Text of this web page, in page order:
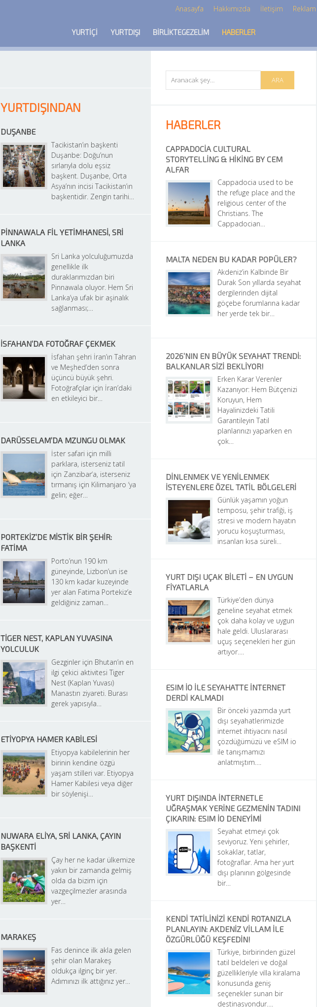
Anasayfa Hakkımızda İletişim Reklam
YURTIÇI YURTDIŞI BIRLIKTEGEZELIM HABERLER
YURTDIŞINDAN
DUŞANBE
Tacikistan’ın başkenti
Duşanbe: Doğu’nun
sırlarıyla dolu eşsiz
başkent. Duşanbe, Orta
Asya’nın incisi Tacikistan’ın
başkentidir. Zengin tarihi…
PINNAWALA FIL YETIMHANESI, SRI
LANKA
Sri Lanka yolculuğumuzda
genellikle ilk
duraklarımızdan biri
Pinnawala oluyor. Hem Sri
Lanka’ya ufak bir aşinalık
sağlanması;…
İSFAHAN’DA FOTOĞRAF ÇEKMEK
İsfahan şehri İran’ın Tahran
ve Meşhed’den sonra
üçüncü büyük şehri.
Fotoğrafçılar için İran’daki
en etkileyici bir…
DARÜSSELAM’DA MZUNGU OLMAK
İster safari için milli
parklara, isterseniz tatil
için Zanzibar‘a, isterseniz
tırmanış için Kilimanjaro ‘ya
gelin; eğer…
PORTEKIZ’DE MISTIK BIR ŞEHIR:
FATIMA
Porto’nun 190 km
güneyinde, Lizbon’un ise
130 km kadar kuzeyinde
yer alan Fatima Portekiz’e
geldiğiniz zaman…
TIGER NEST, KAPLAN YUVASINA
YOLCULUK
Gezginler için Bhutan’ın en
ilgi çekici aktivitesi Tiger
Nest (Kaplan Yuvası)
Manastırı ziyareti. Burası
gerek yapısıyla…
ETIYOPYA HAMER KABILESI
Etiyopya kabilelerinin her
birinin kendine özgü
yaşam stilleri var. Etiyopya
Hamer Kabilesi veya diğer
bir söylenişi…
NUWARA ELIYA, SRI LANKA, ÇAYIN
BAŞKENTI
Çay her ne kadar ülkemize
yakın bir zamanda gelmiş
olda da bizim için
vazgeçilmezler arasında
yer…
MARAKEŞ
Fas denince ilk akla gelen
şehir olan Marakeş
oldukça ilginç bir yer.
Adımınızı ilk attığınız yer…
HABERLER
CAPPADOCIA CULTURAL
STORYTELLING & HIKING BY CEM
ALFAR
Cappadocia used to be
the refuge place and the
religious center of the
Christians. The
Cappadocian…
MALTA NEDEN BU KADAR POPÜLER?
Akdeniz’in Kalbinde Bir
Durak Son yıllarda seyahat
dergilerinden dijital
göçebe forumlarına kadar
her yerde tek bir…
2026’NIN EN BÜYÜK SEYAHAT TRENDI:
BALKANLAR SIZI BEKLIYOR!
Erken Karar Verenler
Kazanıyor: Hem Bütçenizi
Koruyun, Hem
Hayalinizdeki Tatili
Garantileyin Tatil
planlarınızı yaparken en
çok…
DINLENMEK VE YENILENMEK
İSTEYENLERE ÖZEL TATIL BÖLGELERI
Günlük yaşamın yoğun
temposu, şehir trafiği, iş
stresi ve modern hayatın
yorucu koşuşturması,
insanları kısa süreli…
YURT DIŞI UÇAK BILETI – EN UYGUN
FIYATLARLA
Türkiye’den dünya
geneline seyahat etmek
çok daha kolay ve uygun
hale geldi. Uluslararası
uçuş seçenekleri her gün
artıyor….
ESIM IO ILE SEYAHATTE INTERNET
DERDI KALMADI
Bir önceki yazımda yurt
dışı seyahatlerimizde
internet ihtiyacını nasıl
çözdüğümüzü ve eSIM io
ile tanışmamızı
anlatmıştım….
YURT DIŞINDA İNTERNETLE
UĞRAŞMAK YERINE GEZMENIN TADINI
ÇIKARIN: ESIM IO DENEYIMI
Seyahat etmeyi çok
seviyoruz. Yeni şehirler,
sokaklar, tatlar,
fotoğraflar. Ama her yurt
dışı planının gölgesinde
bir…
KENDI TATILINIZI KENDI ROTANIZLA
PLANLAYIN: AKDENIZ VILLAM ILE
ÖZGÜRLÜĞÜ KEŞFEDIN!
Türkiye, birbirinden güzel
tatil beldeleri ve doğal
güzellikleriyle villa kiralama
konusunda geniş
seçenekler sunan bir
destinasyondur….